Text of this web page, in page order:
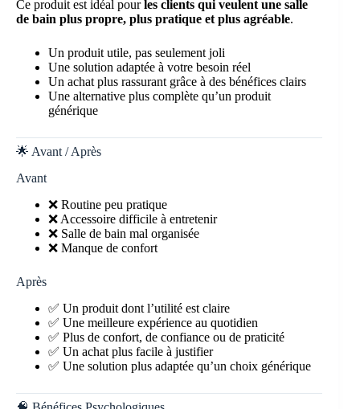
Ce produit est idéal pourles clients qui veulent une salle
de bain plus propre, plus pratique et plus agréable.
Un produit utile, pas seulement joli
Une solution adaptée à votre besoin réel
Un achat plus rassurant grâce à des bénéfices clairs
Une alternative plus complète qu’un produit
générique
🌟 Avant / Après
Avant
❌ Routine peu pratique
❌ Accessoire difficile à entretenir
❌ Salle de bain mal organisée
❌ Manque de confort
Après
✅ Un produit dont l’utilité est claire
✅ Une meilleure expérience au quotidien
✅ Plus de confort, de confiance ou de praticité
✅ Un achat plus facile à justifier
✅ Une solution plus adaptée qu’un choix générique